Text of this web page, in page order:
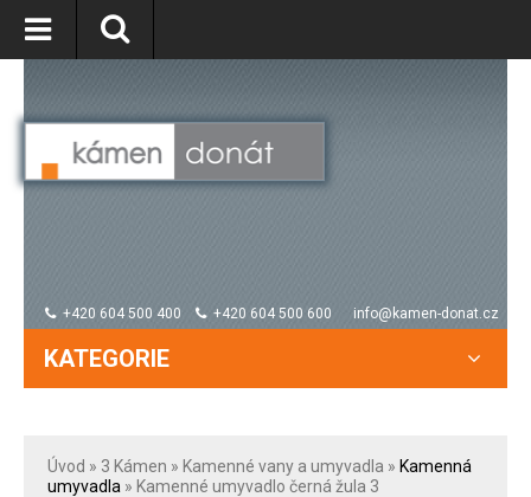
+420 604 500 400 +420 604 500 600 info@kamen-donat.cz
KATEGORIE
Úvod » 3 Kámen » Kamenné vany a umyvadla » Kamenná
umyvadla » Kamenné umyvadlo černá žula 3